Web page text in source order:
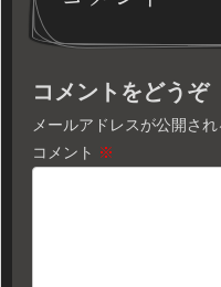
コメントをどうぞ
メールアドレスが公開さ
コメント ※